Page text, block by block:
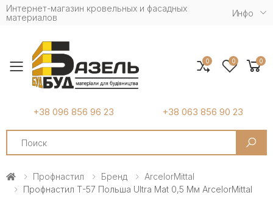
Интернет-магазин кровельных и фасадных
материалов
Инфо
Toggle mobile menu
+38 096 856 96 23 +38 063 856 90 23
Search
0 0 0
Профнастил Бренд
ArcelorMittal
Профнастил Т-57 Польша Ultra Mat 0,5 Мм ArcelorMittal